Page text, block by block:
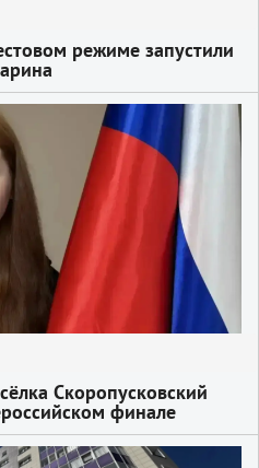
режиме запустили
Скоропусковский
финале